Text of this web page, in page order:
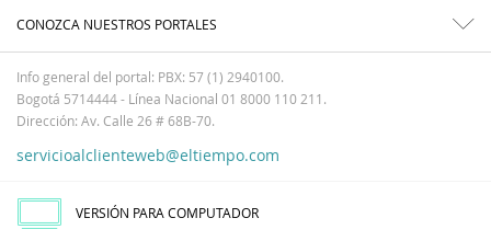
CONOZCA NUESTROS PORTALES
Info general del portal: PBX: 57 (1) 2940100.
Bogotá 5714444 - Línea Nacional 01 8000 110 211.
Dirección: Av. Calle 26 # 68B-70.
servicioalclienteweb@eltiempo.com
VERSIÓN PARA COMPUTADOR